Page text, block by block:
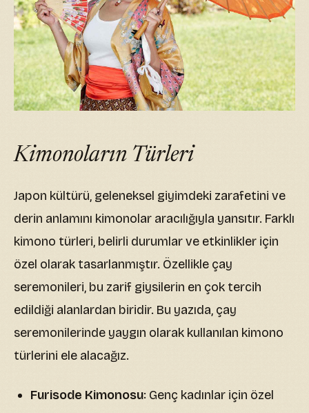
Kimonoların Türleri
Japon kültürü, geleneksel giyimdeki zarafetini ve
derin anlamını kimonolar aracılığıyla yansıtır. Farklı
kimono türleri, belirli durumlar ve etkinlikler için
özel olarak tasarlanmıştır. Özellikle çay
seremonileri, bu zarif giysilerin en çok tercih
edildiği alanlardan biridir. Bu yazıda, çay
seremonilerinde yaygın olarak kullanılan kimono
türlerini ele alacağız.
Furisode Kimonosu: Genç kadınlar için özel